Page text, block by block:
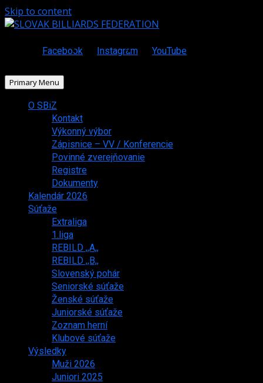
Skip to content
Facebook Instagram YouTube
Primary Menu
O SBiZ
Kontakt
Výkonný výbor
Zápisnice – VV / Konferencie
Povinné zverejňovanie
Registre
Dokumenty
Kalendár 2026
Súťaže
Extraliga
1.liga
REBILD ,,A,,
REBILD ,,B,,
Slovenský pohár
Seniorské súťaže
Ženské súťaže
Juniorské súťaže
Zoznam herní
Klubové súťaže
Výsledky
Muži 2026
Juniori 2025